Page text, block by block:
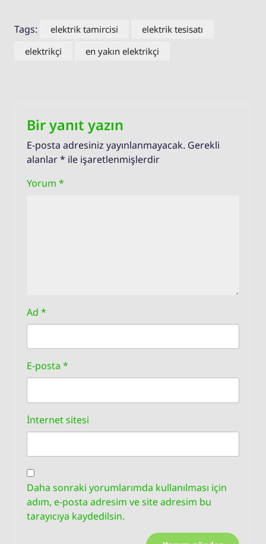
Tags: elektrik tamircisi
elektrik tesisatı
elektrikçi
en yakın elektrikçi
Bir yanıt yazın
E-posta adresiniz yayınlanmayacak. Gerekli
alanlar* ile işaretlenmişlerdir
Yorum *
Ad *
E-posta *
İnternet sitesi
Daha sonraki yorumlarımda kullanılması için
adım, e-posta adresim ve site adresim bu
tarayıcıya kaydedilsin.